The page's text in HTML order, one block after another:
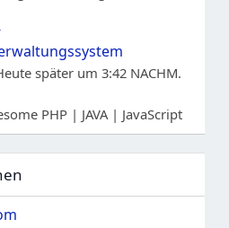
später um 3:42 NACHM.
PHP | JAVA | JavaScript